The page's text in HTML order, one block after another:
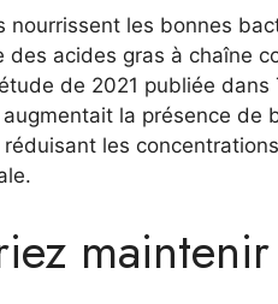
nourrissent les bonnes
des acides gras à chaîne
de 2021 publiée
augmentait la présence
les